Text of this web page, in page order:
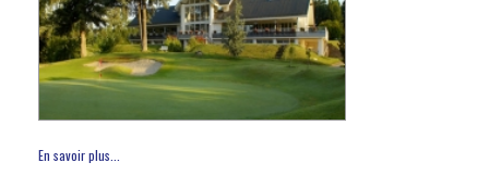
En savoir plus...